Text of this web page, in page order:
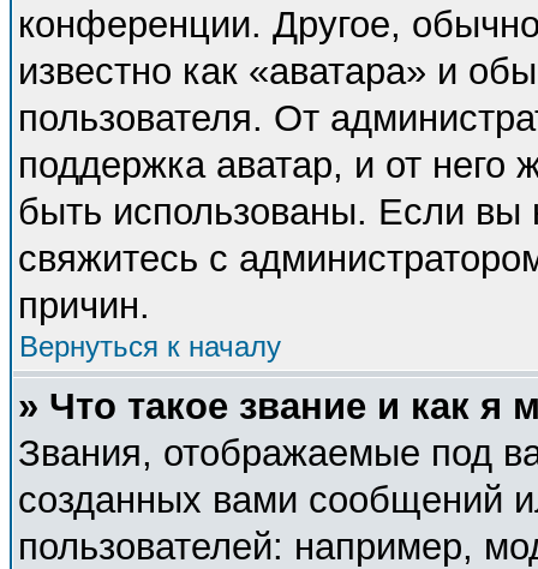
конференции. Другое,
известно как «аватара» и
пользователя. От
поддержка аватар, и от него
быть использованы. Если вы
свяжитесь с
причин.
Вернуться к началу
» Что такое звание и как я
Звания, отображаемые под
созданных вами сообщений
пользователей: например,